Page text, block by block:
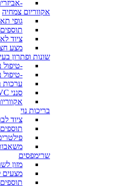
-
אקווריום צמחיה
גופי
ציוד
מצע
שונות ופתרון
-טיפול
-טיפול
ערכות
סנני UV/UVC
בריכות נוי
ציוד
תוספים
שרימפסים
מזון
מצעים